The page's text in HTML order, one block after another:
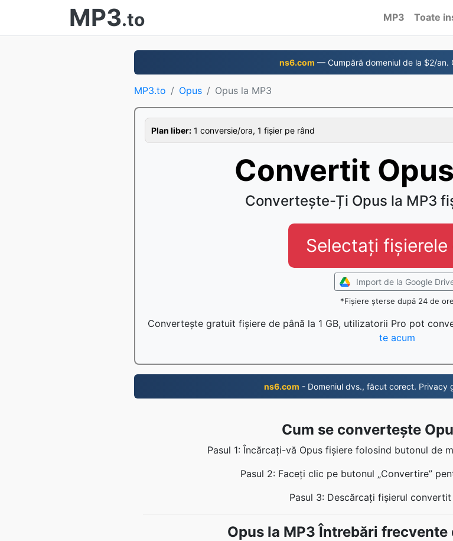
MP3.to MP3 Toate
ns6.com — Cumpără domeniul de la $2/an.
MP3.to Opus Opus la MP3
Plan liber: 1 conversie/ora, 1 fișier pe rând
Convertit
Convertește-Ți Opus la MP3
Selectați fișierele
Import de la Google
*Fișiere șterse după 24 de ore
Convertește gratuit fișiere de până la 1 GB, utilizatorii Pro pot
te acum
ns6.com - Domeniul dvs., făcut corect. Privacy
Cum se convertește
Pasul 1: Încărcați-vă Opus fișiere folosind butonul de
Pasul 2: Faceți clic pe butonul „Convertire”
Pasul 3: Descărcați fișierul
Opus la MP3 Întrebări